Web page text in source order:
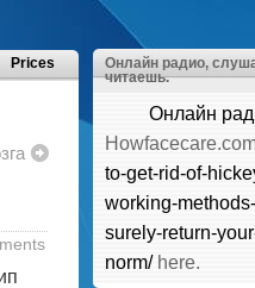
Prices
Онлайн радио,
читаешь.
Онлайн
to-get-rid-of-
working-
surely-return-
norm/here.